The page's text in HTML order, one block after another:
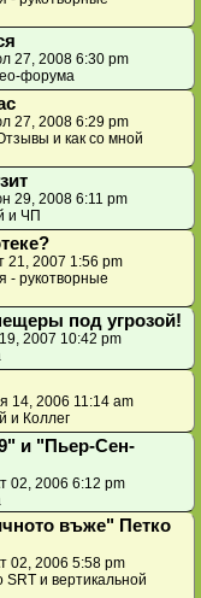
27, 2008 6:30 pm
форума
27, 2008 6:29 pm
и как со мной
29, 2008 6:11 pm
и ЧП
21, 2007 1:56 pm
- рукотворные
под угрозой!
2007 10:42 pm
14, 2006 11:14 am
и Коллег
и "Пьер-Сен-
02, 2006 6:12 pm
въже" Петко
02, 2006 5:58 pm
SRT и вертикальной